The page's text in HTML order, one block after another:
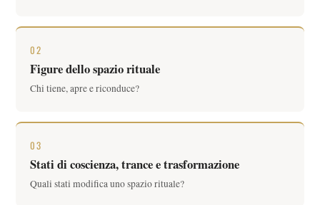
02
Figure dello spazio rituale
Chi tiene, apre e riconduce?
03
Stati di coscienza, trance e trasformazione
Quali stati modifica uno spazio rituale?